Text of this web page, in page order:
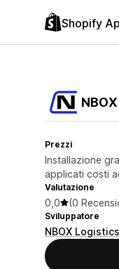
Shopify
Prezzi
Installazione
applicati costi
Valutazione
0,0 (0
Sviluppatore
NBOX Logistics